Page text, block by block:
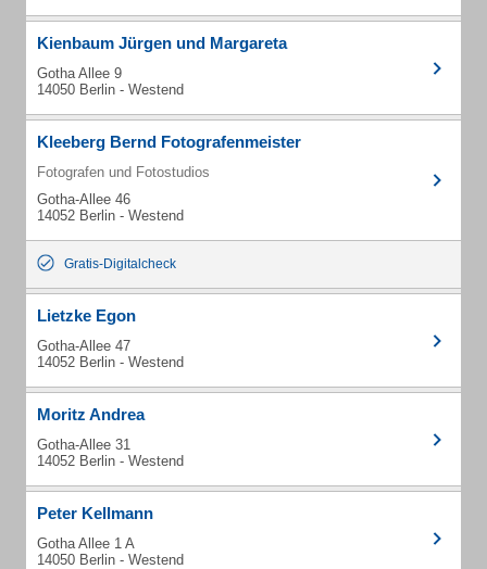
Kienbaum Jürgen und Margareta
Gotha Allee 9
14050 Berlin - Westend
Kleeberg Bernd Fotografenmeister
Fotografen und Fotostudios
Gotha-Allee 46
14052 Berlin - Westend
Gratis-Digitalcheck
Lietzke Egon
Gotha-Allee 47
14052 Berlin - Westend
Moritz Andrea
Gotha-Allee 31
14052 Berlin - Westend
Peter Kellmann
Gotha Allee 1 A
14050 Berlin - Westend